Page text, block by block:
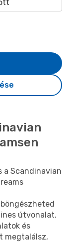
a Scandinavian
útvonalat.
és
megtalálsz,